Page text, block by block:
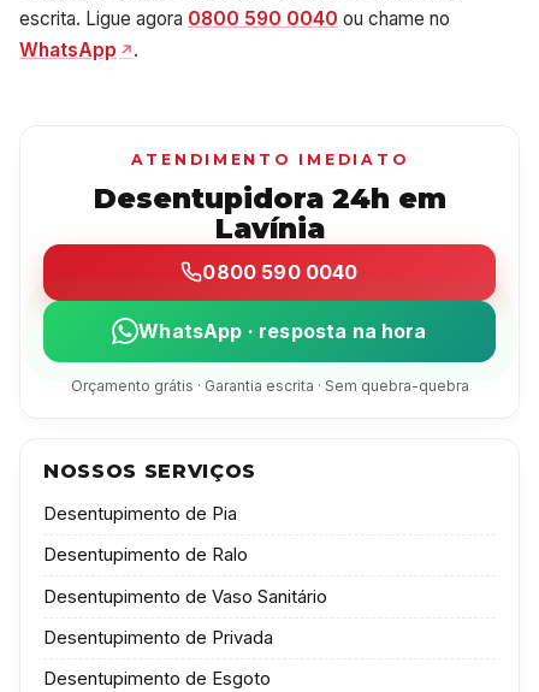
escrita. Ligue agora 0800 590 0040 ou chame no
WhatsApp
.
ATENDIMENTO IMEDIATO
Desentupidora 24h em
Lavínia
0800 590 0040
WhatsApp · resposta na hora
Orçamento grátis · Garantia escrita · Sem quebra-quebra
NOSSOS SERVIÇOS
Desentupimento de Pia
Desentupimento de Ralo
Desentupimento de Vaso Sanitário
Desentupimento de Privada
Desentupimento de Esgoto